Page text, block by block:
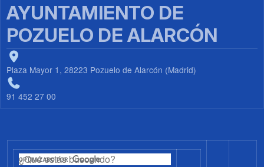
AYUNTAMIENTO DE
POZUELO DE ALARCÓN
Plaza Mayor 1, 28223 Pozuelo de Alarcón (Madrid)
91 452 27 00